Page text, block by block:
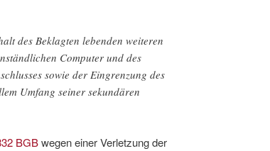
des Beklagten lebenden weiteren
Computer und des
sowie der Eingrenzung des
Umfang seiner sekundären
BGBwegen einer Verletzung der